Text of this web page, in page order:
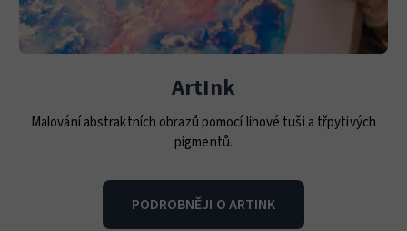
ArtInk
Malování abstraktních obrazů pomocí lihové tuši a třpytivých
pigmentů.
PODROBNĚJI O ARTINK